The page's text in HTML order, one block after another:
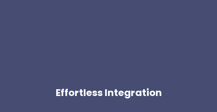
Effortless Integration